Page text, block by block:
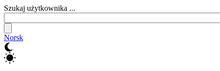
Szukaj użytkownika ...
Norsk